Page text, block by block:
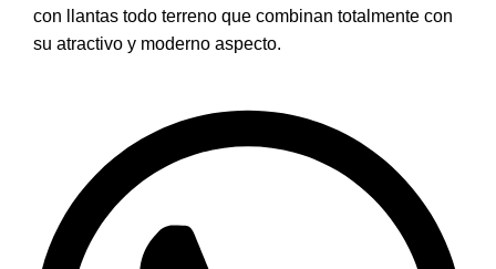
con llantas todo terreno que combinan totalmente con
su atractivo y moderno aspecto.